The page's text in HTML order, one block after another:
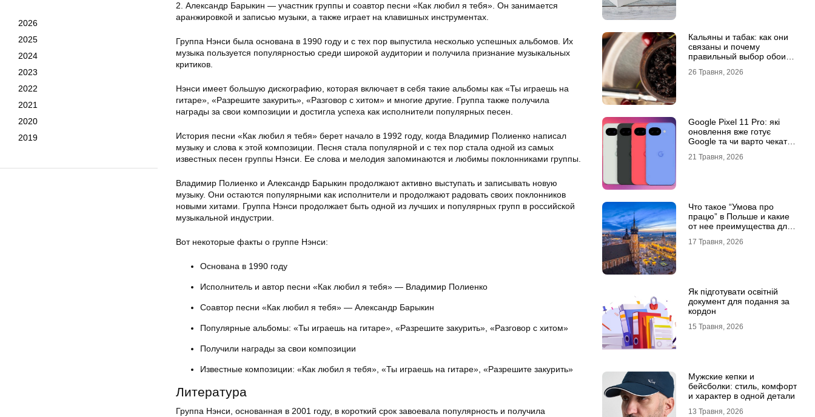
2026
2025
2024
2023
2022
2021
2020
2019
2. Александр Барыкин — участник группы и соавтор песни «Как любил я тебя». Он занимается
аранжировкой и записью музыки, а также играет на клавишных инструментах.
Группа Нэнси была основана в 1990 году и с тех пор выпустила несколько успешных альбомов. Их
музыка пользуется популярностью среди широкой аудитории и получила признание музыкальных
критиков.
Нэнси имеет большую дискографию, которая включает в себя такие альбомы как «Ты играешь на
гитаре», «Разрешите закурить», «Разговор с хитом» и многие другие. Группа также получила
награды за свои композиции и достигла успеха как исполнители популярных песен.
История песни «Как любил я тебя» берет начало в 1992 году, когда Владимир Полиенко написал
музыку и слова к этой композиции. Песня стала популярной и с тех пор стала одной из самых
известных песен группы Нэнси. Ее слова и мелодия запоминаются и любимы поклонниками группы.
Владимир Полиенко и Александр Барыкин продолжают активно выступать и записывать новую
музыку. Они остаются популярными как исполнители и продолжают радовать своих поклонников
новыми хитами. Группа Нэнси продолжает быть одной из лучших и популярных групп в российской
музыкальной индустрии.
Вот некоторые факты о группе Нэнси:
Основана в 1990 году
Исполнитель и автор песни «Как любил я тебя» — Владимир Полиенко
Соавтор песни «Как любил я тебя» — Александр Барыкин
Популярные альбомы: «Ты играешь на гитаре», «Разрешите закурить», «Разговор с хитом»
Получили награды за свои композиции
Известные композиции: «Как любил я тебя», «Ты играешь на гитаре», «Разрешите закурить»
Литература
Группа Нэнси, основанная в 2001 году, в короткий срок завоевала популярность и получила
Кальяны и табак: как они
связаны и почему
правильный выбор обоих
26 Травня, 2026
Google Pixel 11 Pro: які
оновлення вже готує
Google та чи варто чекати
21 Травня, 2026
Что такое “Умова про
працю” в Польше и какие
от нее преимущества для
17 Травня, 2026
Як підготувати освітній
документ для подання за
кордон
15 Травня, 2026
Мужские кепки и
бейсболки: стиль, комфорт
и характер в одной детали
13 Травня, 2026